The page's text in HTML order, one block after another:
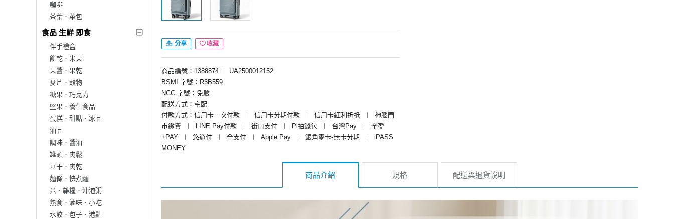
咖啡
茶葉．茶包
食品 生鮮 即食
伴手禮盒
餅乾．米果
果醬．果乾
麥片．穀物
糖果．巧克力
堅果．養生食品
蛋糕．甜點．冰品
油品
調味．醬油
罐頭．肉鬆
豆干．肉乾
麵條．快煮麵
米．雜糧．沖泡粥
熟食．滷味．小吃
水餃．包子．港點
分享 收藏
商品編號：1388874 ︱
UA2500012152
BSMI 字號：R3B559
NCC 字號：免驗
配送方式：宅配
付款方式：信用卡一次付款
︱ 信用卡分期付款 ︱ 信用卡紅利折抵 ︱
神腦門
市繳費
︱ LINE Pay付款 ︱ 街口支付 ︱ Pi拍錢包 ︱ 台灣Pay ︱
全盈
+PAY
︱ 悠遊付 ︱ 全支付 ︱ Apple Pay ︱ 銀角零卡-無卡分期 ︱
iPASS
MONEY
商品介紹 規格 配送與退貨說明